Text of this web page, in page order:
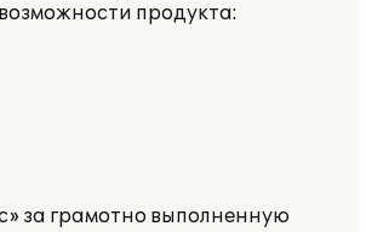
продукта:
за грамотно выполненную